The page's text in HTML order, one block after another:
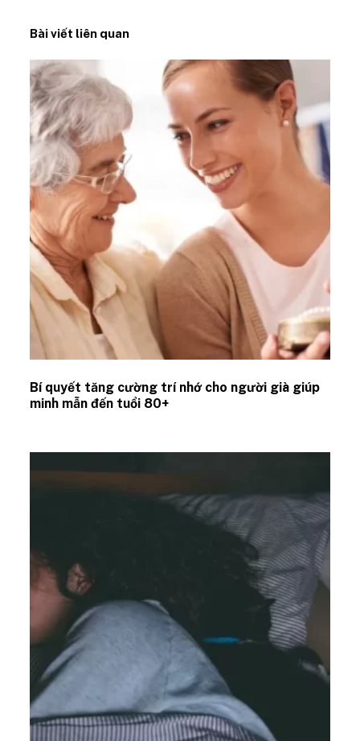
Bài viết liên quan
Bí quyết tăng cường trí nhớ cho người già giúp
minh mẫn đến tuổi 80+